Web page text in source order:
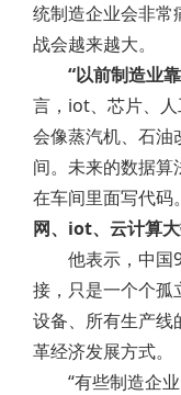
统制造企业会非常
战会越来越大。
“以前制造业
言，iot、芯片、
会像蒸汽机、石油
间。未来的数据算
在车间里面写代码。
网、iot、云计算大
他表示，中国
接，只是一个个孤
设备、所有生产线
革经济发展方式。
“有些制造企